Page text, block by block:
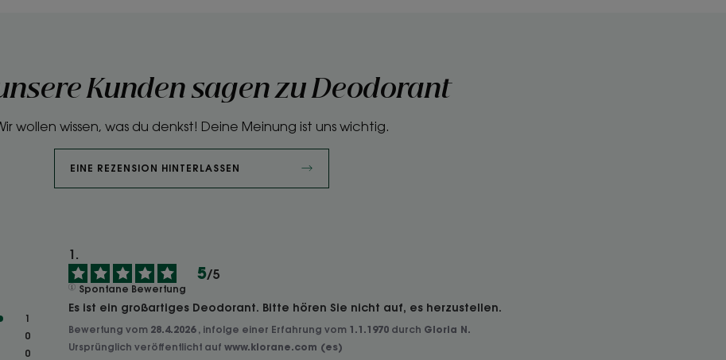
Kunden sagen zu Deodorant
wollen wissen, was du denkst! Deine Meinung ist uns wichtig.
EINE REZENSION HINTERLASSEN
1
0
0
5/5
Spontane Bewertung
Es ist ein großartiges Deodorant. Bitte hören Sie nicht auf, es herzustellen.
Bewertung vom 28.4.2026 , infolge einer Erfahrung vom 1.1.1970 durch Gloria N.
Ursprünglich veröffentlicht aufwww.klorane.com (es)